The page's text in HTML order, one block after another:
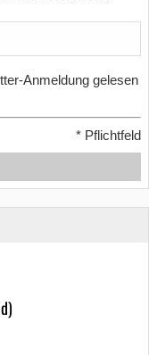
Anmeldung gelesen
* Pflichtfeld